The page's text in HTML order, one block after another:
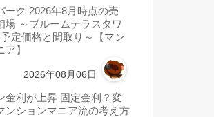
ーク 2026年8月時点の売
場 ～ブルームテラスタワ
定価格と間取り～【マン
】
2026年08月06日
金利が上昇 固定金利？変
ンションマニア流の考え方